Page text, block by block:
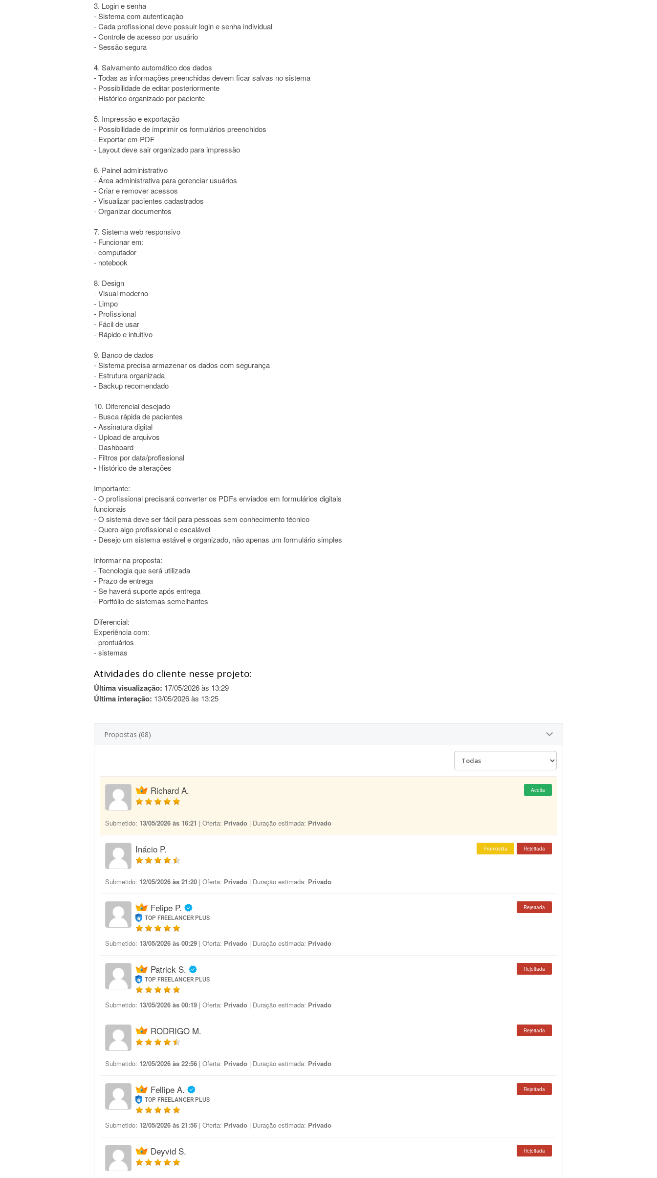
3. Login e senha
- Sistema com autenticação
- Cada profissional deve possuir login e senha individual
- Controle de acesso por usuário
- Sessão segura
4. Salvamento automático dos dados
- Todas as informações preenchidas devem ficar salvas no sistema
- Possibilidade de editar posteriormente
- Histórico organizado por paciente
5. Impressão e exportação
- Possibilidade de imprimir os formulários preenchidos
- Exportar em PDF
- Layout deve sair organizado para impressão
6. Painel administrativo
- Área administrativa para gerenciar usuários
- Criar e remover acessos
- Visualizar pacientes cadastrados
- Organizar documentos
7. Sistema web responsivo
- Funcionar em:
- computador
- notebook
8. Design
- Visual moderno
- Limpo
- Profissional
- Fácil de usar
- Rápido e intuitivo
9. Banco de dados
- Sistema precisa armazenar os dados com segurança
- Estrutura organizada
- Backup recomendado
10. Diferencial desejado
- Busca rápida de pacientes
- Assinatura digital
- Upload de arquivos
- Dashboard
- Filtros por data/profissional
- Histórico de alterações
Importante:
- O profissional precisará converter os PDFs enviados em formulários digitais
funcionais
- O sistema deve ser fácil para pessoas sem conhecimento técnico
- Quero algo profissional e escalável
- Desejo um sistema estável e organizado, não apenas um formulário simples
Informar na proposta:
- Tecnologia que será utilizada
- Prazo de entrega
- Se haverá suporte após entrega
- Portfólio de sistemas semelhantes
Diferencial:
Experiência com:
- prontuários
- sistemas
Atividades do cliente nesse projeto:
Última visualização: 17/05/2026 às 13:29
Última interação: 13/05/2026 às 13:25
Propostas (68)
Richard A. Aceita
Submetido: 13/05/2026 às 16:21 | Oferta: Privado | Duração estimada: Privado
Inácio P. Promovida Rejeitada
Submetido: 12/05/2026 às 21:20 | Oferta: Privado | Duração estimada: Privado
Felipe P.
TOP FREELANCER PLUS
Rejeitada
Submetido: 13/05/2026 às 00:29 | Oferta: Privado | Duração estimada: Privado
Patrick S.
TOP FREELANCER PLUS
Rejeitada
Submetido: 13/05/2026 às 00:19 | Oferta: Privado | Duração estimada: Privado
RODRIGO M. Rejeitada
Submetido: 12/05/2026 às 22:56 | Oferta: Privado | Duração estimada: Privado
Fellipe A.
TOP FREELANCER PLUS
Rejeitada
Submetido: 12/05/2026 às 21:56 | Oferta: Privado | Duração estimada: Privado
Deyvid S. Rejeitada